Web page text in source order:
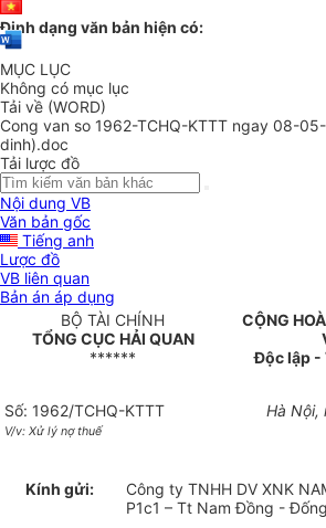
Định dạng văn bản hiện có:
MỤC LỤC
Không có mục lục
Tải về (WORD)
Cong van so 1962-TCHQ-KTTT ngay 08-
dinh).doc
Tải lược đồ
Nội dung VB
Văn bản gốc
Tiếng anh
Lược đồ
VB liên quan
Bản án áp dụng
BỘ TÀI CHÍNH
TỔNG CỤC HẢI QUAN
******
CỘNG
Độc lập -
Số: 1962/TCHQ-KTTT
V/v: Xử lý nợ thuế
Hà Nội,
Kính gửi:
Công ty TNHH DV XNK
P1c1 – Tt Nam Đồng -